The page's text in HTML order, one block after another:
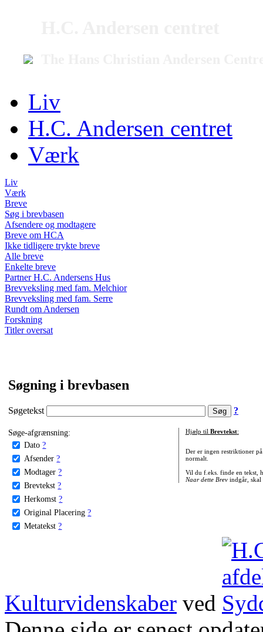
Liv
H.C. Andersen centret
Værk
Liv
Værk
Breve
Søg i brevbasen
Afsendere og modtagere
Breve om HCA
Ikke tidligere trykte breve
Alle breve
Enkelte breve
Partner H.C. Andersens Hus
Brevveksling med fam. Melchior
Brevveksling med fam. Serre
Rundt om Andersen
Forskning
Titler oversat
Søgning i brevbasen
Søgetekst ?
Søge-afgrænsning:
Dato ?
Afsender ?
Modtager ?
Brevtekst ?
Herkomst ?
Original Placering ?
Metatekst ?
Hjælp til Brevtekst:
Der er ingen restriktioner
normalt.
Vil du f.eks. finde en tekst,
Naar dette Brevindgår, skal
Kulturvidenskaber ved